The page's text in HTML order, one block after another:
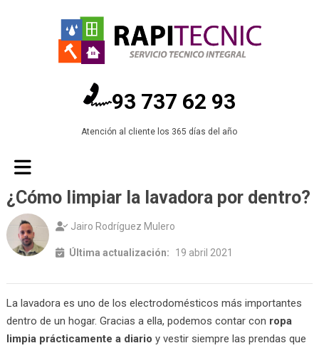
93 737 62 93
Atención al cliente los 365 días del año
¿Cómo limpiar la lavadora por dentro?
Jairo Rodríguez Mulero
Última actualización: 19 abril 2021
La lavadora es uno de los electrodomésticos más importantes
dentro de un hogar. Gracias a ella, podemos contar con ropa
limpia prácticamente a diario y vestir siempre las prendas que